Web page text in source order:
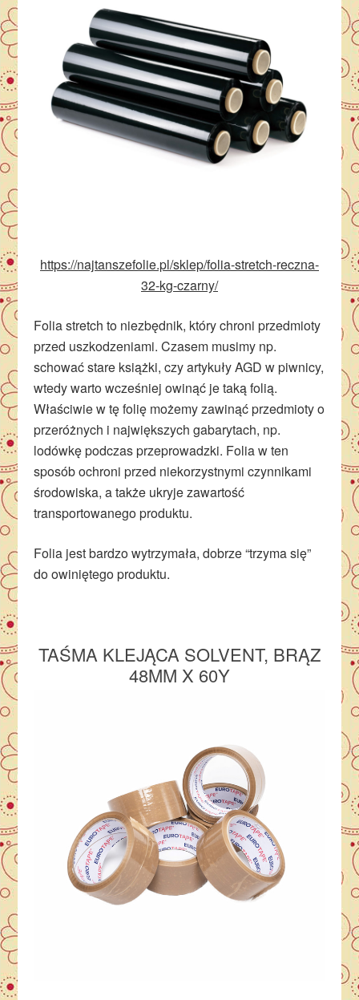
https://najtanszefolie.pl/sklep/folia-stretch-reczna-
32-kg-czarny/
Folia stretch to niezbędnik, który chroni przedmioty
przed uszkodzeniami. Czasem musimy np.
schować stare książki, czy artykuły AGD w piwnicy,
wtedy warto wcześniej owinąć je taką folią.
Właściwie w tę folię możemy zawinąć przedmioty o
przeróżnych i największych gabarytach, np.
lodówkę podczas przeprowadzki. Folia w ten
sposób ochroni przed niekorzystnymi czynnikami
środowiska, a także ukryje zawartość
transportowanego produktu.
Folia jest bardzo wytrzymała, dobrze “trzyma się”
do owiniętego produktu.
TAŚMA KLEJĄCA SOLVENT, BRĄZ
48MM X 60Y